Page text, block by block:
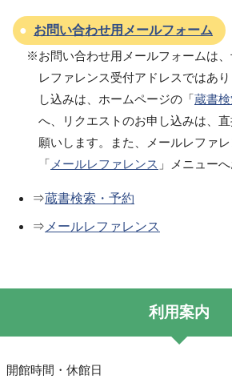
お問い合わせ用メールフォーム
※お問い合わせ用メールフォームは、
レファレンス受付アドレスではあ
し込みは、ホームページの「蔵書
へ、リクエストのお申し込みは、
願いします。また、メールレファ
「 メールレファレンス 」メニュー
⇒蔵書検索・予約
⇒ メールレファレンス
利用案内
開館時間・休館日